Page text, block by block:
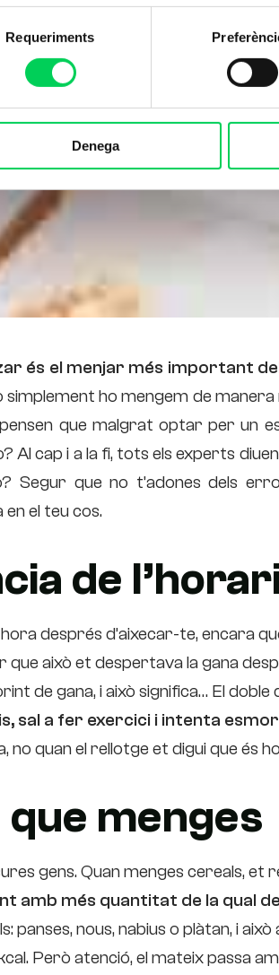
Requeriments
Denega
és el menjar més important
ho mengem de
que malgrat optar per un
Al cap i a la fi, tots els experts
Segur que no t’adones dels
el teu cos.
de
després d’aixecar-te, encara
que això et despertava la gana
de gana, i això significa… El doble
sal a fer exercici i intenta
no quan el rellotge et digui que és
menges
gens. Quan menges cereals, et
amb més quantitat de la qual
panses, nous, nabius o plàtan, i
Però atenció, el mateix passa